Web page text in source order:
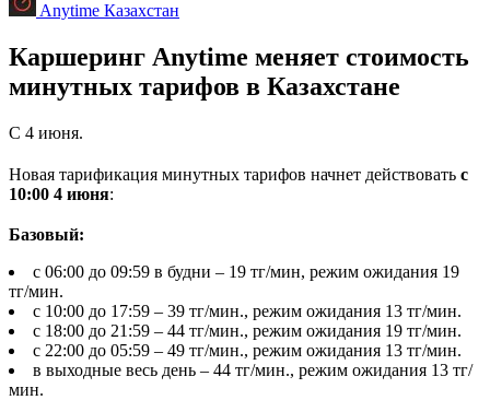
Anytime Казахстан
Каршеринг Anytime меняет стоимость
минутных тарифов в Казахстане
С 4 июня.
Новая тарификация минутных тарифов начнет действовать с
10:00 4 июня:
Базовый:
с 06:00 до 09:59 в будни – 19 тг/мин, режим ожидания 19
тг/мин.
с 10:00 до 17:59 – 39 тг/мин., режим ожидания 13 тг/мин.
с 18:00 до 21:59 – 44 тг/мин., режим ожидания 19 тг/мин.
с 22:00 до 05:59 – 49 тг/мин., режим ожидания 13 тг/мин.
в выходные весь день – 44 тг/мин., режим ожидания 13 тг/
мин.